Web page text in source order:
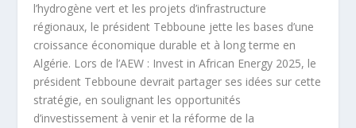
l’hydrogène vert et les projets d’infrastructure
régionaux, le président Tebboune jette les bases d’une
croissance économique durable et à long terme en
Algérie. Lors de l’AEW : Invest in African Energy 2025, le
président Tebboune devrait partager ses idées sur cette
stratégie, en soulignant les opportunités
d’investissement à venir et la réforme de la